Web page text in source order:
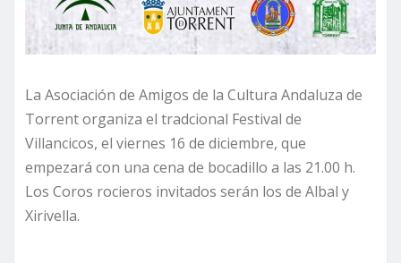
La Asociación de Amigos de la Cultura Andaluza de
Torrent organiza el tradcional Festival de
Villancicos, el viernes 16 de diciembre, que
empezará con una cena de bocadillo a las 21.00 h.
Los Coros rocieros invitados serán los de Albal y
Xirivella.